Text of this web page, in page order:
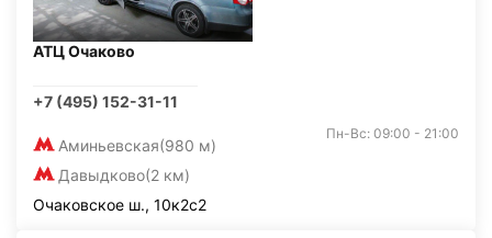
АТЦ Очаково
+7 (495) 152-31-11
Аминьевская(980 м)
Давыдково(2 км)
Пн-Вс: 09:00 - 21:00
Очаковское ш., 10к2с2